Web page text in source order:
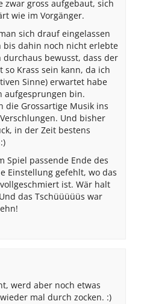
zwar gross aufgebaut, sich
wie im Vorgänger.
sich drauf eingelassen
dahin noch nicht erlebte
bewusst, dass der
Krass sein kann, da ich
Sinne) erwartet habe
aufgesprungen bin.
die Grossartige Musik ins
Und bisher
in der Zeit bestens
Spiel passende Ende des
Einstellung gefehlt, wo das
ist. Wär halt
das Tschüüüüüs war
werd aber noch etwas
mal durch zocken. :)